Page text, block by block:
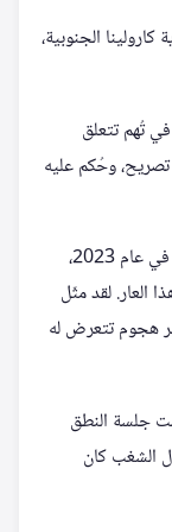
الجنوبية،
في تُهم تتعلق
وحُكم عليه
وأعرب عن ندمه، خلال جلسة النطق بالحكم عليه في عام 2023،
العار. لقد مثّل
هجوم تتعرض له
جلسة النطق
الشغب كان